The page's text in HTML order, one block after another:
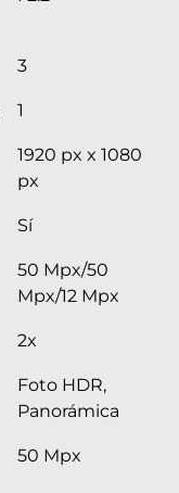
3
1
1920 px x 1080
px
Sí
50 Mpx/50
Mpx/12 Mpx
2x
Foto HDR,
Panorámica
50 Mpx